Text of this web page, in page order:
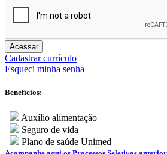
Acessar
Cadastrar currículo
Esqueci minha senha
Benefícios:
Auxílio alimentação
Seguro de vida
Plano de saúde Unimed